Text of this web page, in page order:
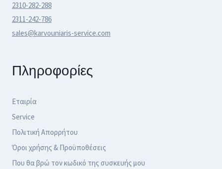
2310-282-288
2311-242-786
sales@karvouniaris-service.com
Πληροφορίες
Εταιρία
Service
Πολιτική Απορρήτου
Όροι χρήσης & Προϋποθέσεις
Που θα βρώ τον κωδικό της συσκευής μου